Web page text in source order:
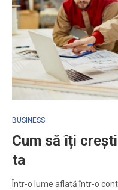
BUSINESS
Cum să îți
ta
Într-o lume aflată într-o